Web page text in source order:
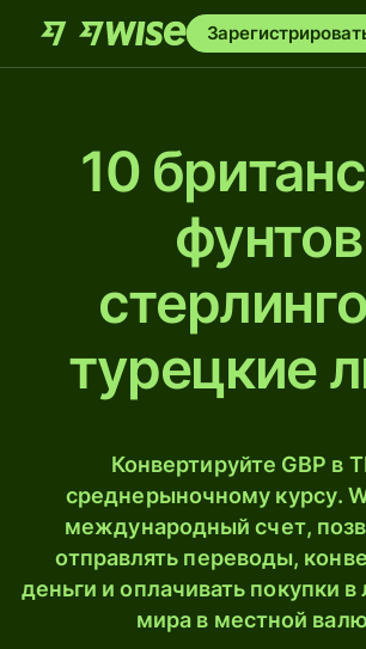
10
фунтов
турецкие
Конвертируйте GBP в
среднерыночному курсу.
международный счет,
отправлять переводы,
деньги и оплачивать покупки
мира в местной